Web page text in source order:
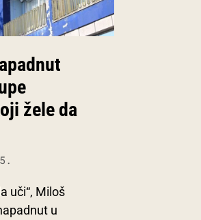
žele da
uči“, Miloš
u